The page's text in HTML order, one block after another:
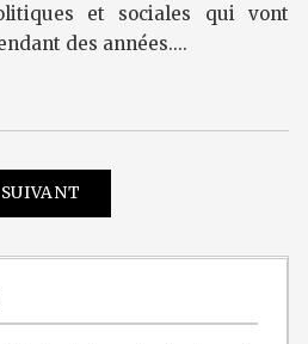
et sociales qui vont
des années....
SUIVANT